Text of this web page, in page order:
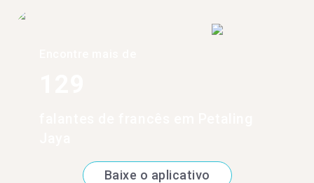
Baixe o aplicativo